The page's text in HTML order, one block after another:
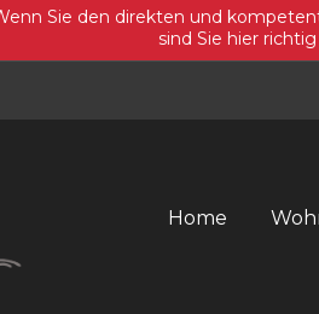
Sie den direkten und
sind Sie hier richtig
Home